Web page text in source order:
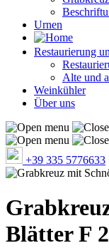
Urnen
Restaurierung
Alte und
Weinkühler
Über uns
+39 335 5776633
Blätter F